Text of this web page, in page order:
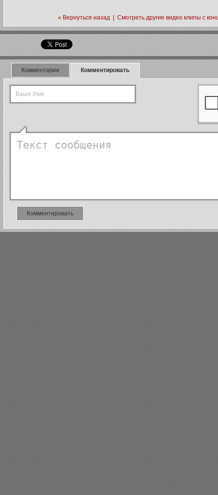
« Вернуться назад | Смотреть другие видео клипы с
Комментарии Комментировать
Комментировать